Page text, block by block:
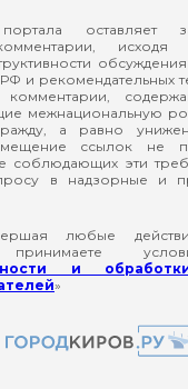
портала
РФ и рекомендательных
межнациональную
а равно
ссылок не
соблюдающих эти
в надзорные и
любые
принимаете
и
»